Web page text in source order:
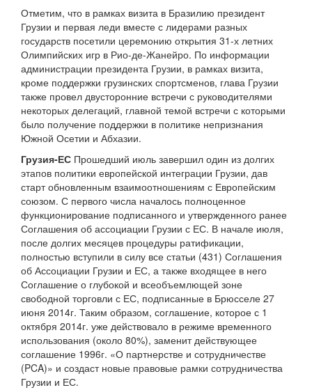
Отметим, что в рамках визита в Бразилию президент
Грузии и первая леди вместе с лидерами разных
государств посетили церемонию открытия 31-х летних
Олимпийских игр в Рио-де-Жанейро. По информации
администрации президента Грузии, в рамках визита,
кроме поддержки грузинских спортсменов, глава Грузии
также провел двусторонние встречи с руководителями
некоторых делегаций, главной темой встречи с которыми
было получение поддержки в политике непризнания
Южной Осетии и Абхазии.
Грузия-ЕС Прошедший июль завершил один из долгих
этапов политики европейской интеграции Грузии, дав
старт обновленным взаимоотношениям с Европейским
союзом. С первого числа началось полноценное
функционирование подписанного и утвержденного ранее
Соглашения об ассоциации Грузии с ЕС. В начале июля,
после долгих месяцев процедуры ратификации,
полностью вступили в силу все статьи (431) Соглашения
об Ассоциации Грузии и ЕС, а также входящее в него
Соглашение о глубокой и всеобъемлющей зоне
свободной торговли с ЕС, подписанные в Брюсселе 27
июня 2014г. Таким образом, соглашение, которое с 1
октября 2014г. уже действовало в режиме временного
использования (около 80%), заменит действующее
соглашение 1996г. «О партнерстве и сотрудничестве
(PCA)» и создаст новые правовые рамки сотрудничества
Грузии и ЕС.